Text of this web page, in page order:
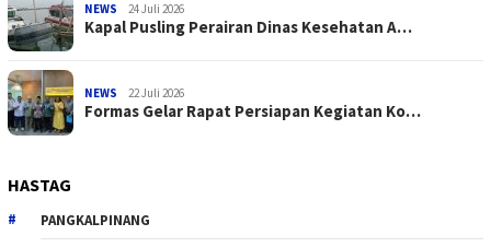
NEWS 24 Juli 2026
Kapal Pusling Perairan Dinas Kesehatan A…
NEWS 22 Juli 2026
Formas Gelar Rapat Persiapan Kegiatan Ko…
HASTAG
PANGKALPINANG